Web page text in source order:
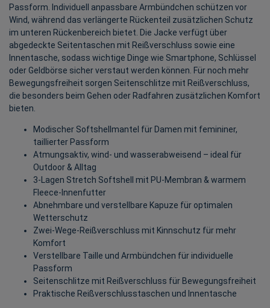
Passform. Individuell anpassbare Armbündchen schützen vor
Wind, während das verlängerte Rückenteil zusätzlichen Schutz
im unteren Rückenbereich bietet. Die Jacke verfügt über
abgedeckte Seitentaschen mit Reißverschluss sowie eine
Innentasche, sodass wichtige Dinge wie Smartphone, Schlüssel
oder Geldbörse sicher verstaut werden können. Für noch mehr
Bewegungsfreiheit sorgen Seitenschlitze mit Reißverschluss,
die besonders beim Gehen oder Radfahren zusätzlichen Komfort
bieten.
Modischer Softshellmantel für Damen mit femininer,
taillierter Passform
Atmungsaktiv, wind- und wasserabweisend – ideal für
Outdoor & Alltag
3-Lagen Stretch Softshell mit PU-Membran & warmem
Fleece-Innenfutter
Abnehmbare und verstellbare Kapuze für optimalen
Wetterschutz
Zwei-Wege-Reißverschluss mit Kinnschutz für mehr
Komfort
Verstellbare Taille und Armbündchen für individuelle
Passform
Seitenschlitze mit Reißverschluss für Bewegungsfreiheit
Praktische Reißverschlusstaschen und Innentasche